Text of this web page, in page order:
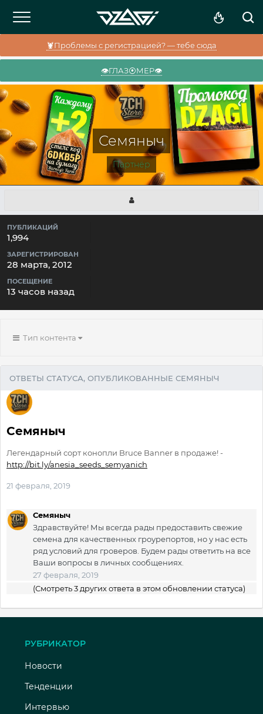
🦞Проблемы с регистрацией? — тебе сюда
👁️ГЛАЗ⦿МЕР👁️
Семяныч
Партнёр
ПУБЛИКАЦИЙ
1,994
ЗАРЕГИСТРИРОВАН
28 марта, 2012
ПОСЕЩЕНИЕ
13 часов назад
Тип контента
ОТВЕТЫ СТАТУСА, ОПУБЛИКОВАННЫЕ СЕМЯНЫЧ
Семяныч
Легендарный сорт конопли Bruce Banner в продаже! -
http://bit.ly/anesia_seeds_semyanich
21 февраля, 2019
Семяныч
Здравствуйте! Мы всегда рады предоставить свежие
семена для качественных гроурепортов, но у нас есть
ряд условий для гроверов. Будем рады ответить на все
Ваши вопросы в личных сообщениях.
27 февраля, 2019
(Смотреть 3 других ответа в этом обновлении статуса)
РУБРИКАТОР
Новости
Тенденции
Интервью